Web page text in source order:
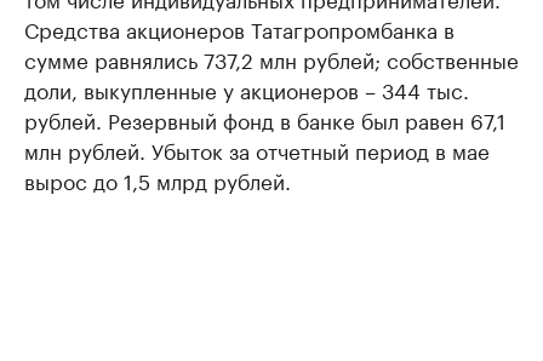
Средства акционеров Татагропромбанка в
сумме равнялись 737,2 млн рублей; собственные
доли, выкупленные у акционеров – 344 тыс.
рублей. Резервный фонд в банке был равен 67,1
млн рублей. Убыток за отчетный период в мае
вырос до 1,5 млрд рублей.